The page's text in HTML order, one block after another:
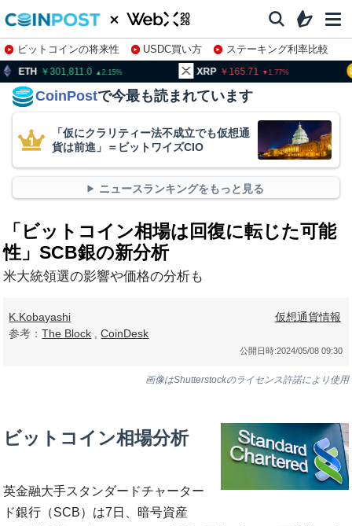
ビットコインの将来性 USDC買い方
ステーキング利率比較
株特集・関連銘柄
2.15 165.71 1.77
CoinPostで今最も読まれています
「仮にクラリティー法不成立でも仮想通
貨は前進」＝ビットワイズCIO
ニュースランキングをもっと見る
「ビットコイン相場は回復に転じた可能
性」SCB銀の新分析
米大統領選の影響や価格の分析も
K.Kobayashi
参考：The Block ,CoinDesk
仮想通貨情報
公開日時:2024/05/08 09:30
画像はShutterstockのライセンス許諾により使用
ビットコイン相場分析
英金融大手スタンダードチャーター
ド銀行（SCB）は7日、暗号資産